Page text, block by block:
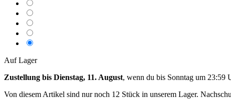
Auf Lager
Zustellung bis Dienstag, 11. August, wenn du bis Sonntag um 23:59
Von diesem Artikel sind nur noch 12 Stück in unserem Lager.